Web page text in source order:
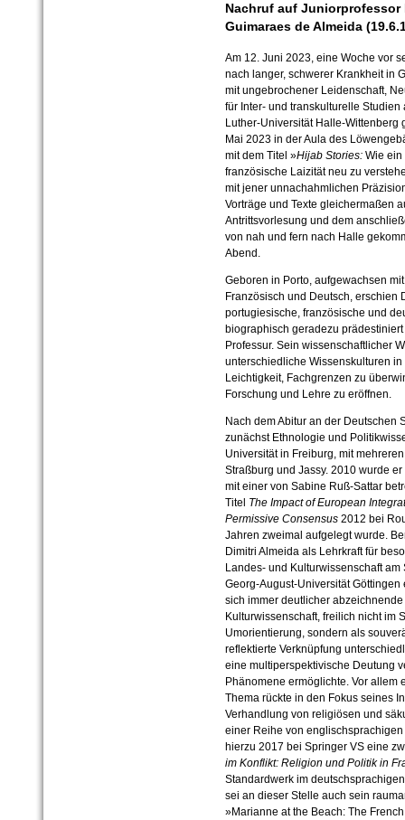
Nachruf auf Juniorprofessor
Guimaraes de Almeida
Am 12. Juni 2023, eine Woche vor
nach langer, schwerer Krankheit in
mit ungebrochener Leidenschaft,
für Inter- und transkulturelle
Luther-Universität Halle-Wittenberg
Mai 2023 in der Aula des
mit dem Titel »Hijab Stories:Wie ein
französische Laizität neu zu
mit jener unnachahmlichen
Vorträge und Texte gleichermaßen
Antrittsvorlesung und dem
von nah und fern nach Halle
Abend.
Geboren in Porto, aufgewachsen
Französisch und Deutsch, erschien
portugiesische, französische und
biographisch geradezu
Professur. Sein wissenschaftlicher
unterschiedliche Wissenskulturen
Leichtigkeit, Fachgrenzen zu
Forschung und Lehre zu eröffnen.
Nach dem Abitur an der Deutschen
zunächst Ethnologie und
Universität in Freiburg, mit
Straßburg und Jassy. 2010 wurde
mit einer von Sabine Ruß-Sattar
Titel The Impact of European
Permissive Consensus2012 bei
Jahren zweimal aufgelegt wurde.
Dimitri Almeida als Lehrkraft für
Landes- und Kulturwissenschaft
Georg-August-Universität
sich immer deutlicher
Kulturwissenschaft, freilich nicht im
Umorientierung, sondern als
reflektierte Verknüpfung
eine multiperspektivische Deutung
Phänomene ermöglichte. Vor
Thema rückte in den Fokus seines
Verhandlung von religiösen und
einer Reihe von
hierzu 2017 bei Springer VS eine
im Konflikt: Religion und Politik in
Standardwerk im
sei an dieser Stelle auch sein
»Marianne at the Beach: The